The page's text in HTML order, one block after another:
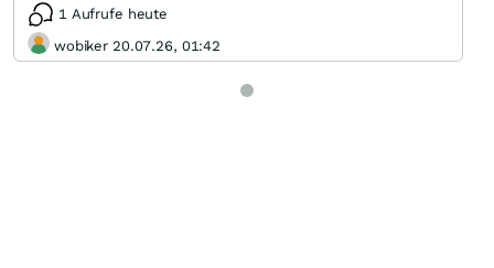
1 Aufrufe heute
wobiker 20.07.26, 01:42